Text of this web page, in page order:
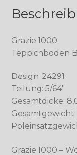
Grazie 1000
Teppichboden
Design: 24291
Teilung: 5/64″
Gesamtdicke:
Gesamtgewicht:
Grazie 1000 –